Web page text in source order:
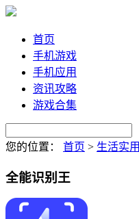
首页
手机游戏
手机应用
资讯攻略
游戏合集
您的位置： 首页 > 生活实用
全能识别王